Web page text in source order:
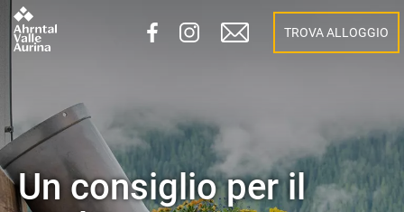
TROVA ALLOGGIO
Un consiglio per il